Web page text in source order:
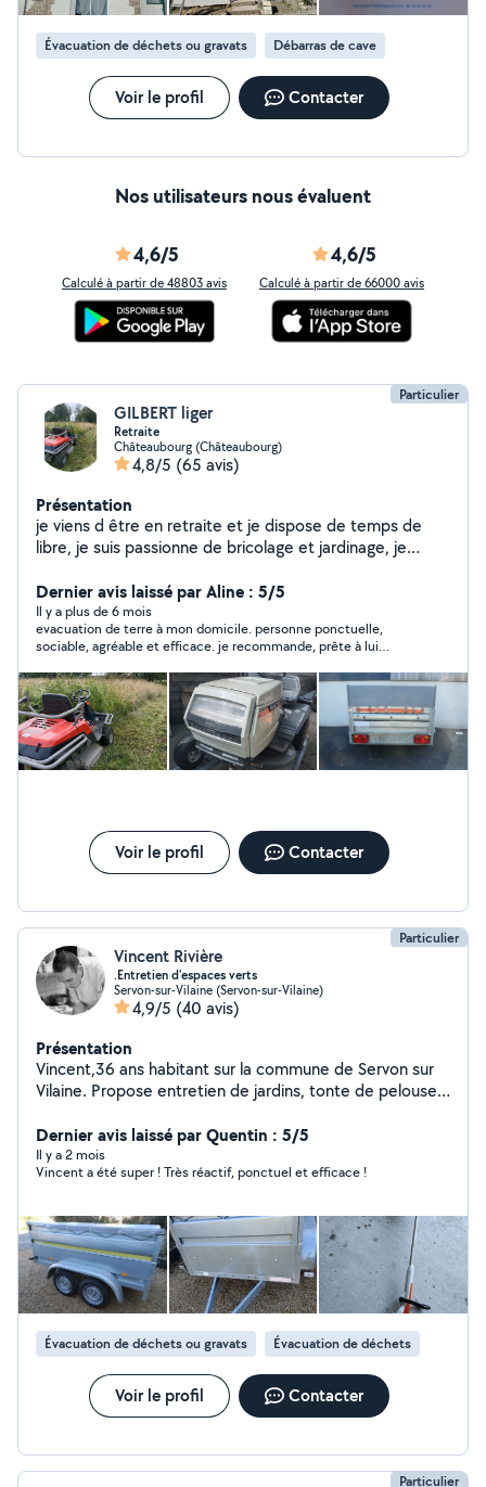
Évacuation de déchets ou gravats Débarras de cave
Voir le profil Contacter
Nos utilisateurs nous évaluent
4,6/5
Calculé à partir de 48803 avis
4,6/5
Calculé à partir de 66000 avis
Particulier
GILBERT liger
Retraite
Châteaubourg (Châteaubourg)
4,8/5 (65 avis)
Présentation
je viens d être en retraite et je dispose de temps de
libre, je suis passionne de bricolage et jardinage, je
service, je dispose d une remorque de 500KG,grande
caisse, basculante, rehausses, équiper d un porte moto
, tronçonneuse a bois, tondeuse thermique et
électrique, coffre de toit, ,karcher ,tracteur tondeuse,
motobineuse thermique, bétonnière électrique, broyeur
a végétaux électrique, , rouleau et semoir a gazon, ,
perceuse bochs a batterie ,tronçonneuse a bois
électrique, ,ponceuse,rabotteuse, scie circulaire, poste
a souder, je peut tondre votre pelouse avec mon
,bois et champ avec une autoportée débroussailleuse
Dernier avis laissé par Aline : 5/5
Il y a plus de 6 mois
evacuation de terre à mon domicile. personne ponctuelle,
sociable, agréable et efficace. je recommande, prête à lui
Voir le profil Contacter
Particulier
Vincent Rivière
.Entretien d'espaces verts
Servon-sur-Vilaine (Servon-sur-Vilaine)
4,9/5 (40 avis)
Présentation
Vincent,36 ans habitant sur la commune de Servon sur
Vilaine. Propose entretien de jardins, tonte de pelouses
verts. Je peux aussi enlever tout types de déchets en
déchetterie. Contactez moi au Zéro six Quarante deux
Dix Trente huit Quatre vingt
Dernier avis laissé par Quentin : 5/5
Il y a 2 mois
Vincent a été super ! Très réactif, ponctuel et efficace !
Évacuation de déchets ou gravats Évacuation de déchets
Voir le profil Contacter
Particulier